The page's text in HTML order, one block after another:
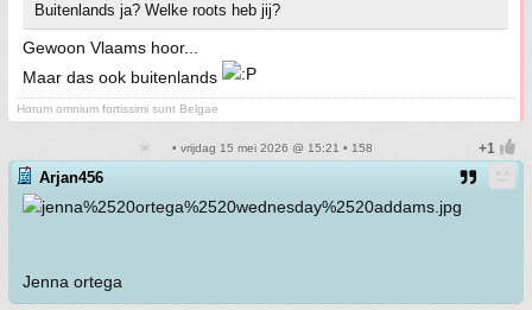
Buitenlands ja? Welke roots heb jij?
Gewoon Vlaams hoor...
Maar das ook buitenlands
Horum omnium fortissimi sunt Belgae
• vrijdag 15 mei 2026 @ 15:21 • 158
Arjan456
Jenna ortega